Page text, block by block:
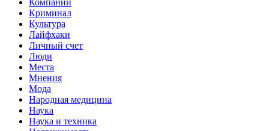
Компании
Криминал
Культура
Лайфхаки
Личный счет
Люди
Места
Мнения
Мода
Народная медицина
Наука
Наука и техника